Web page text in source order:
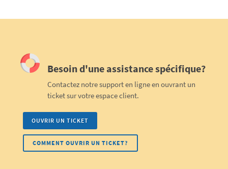
Besoin d'une assistance spécifique?
Contactez notre support en ligne en ouvrant un
ticket sur votre espace client.
OUVRIR UN TICKET
COMMENT OUVRIR UN TICKET?